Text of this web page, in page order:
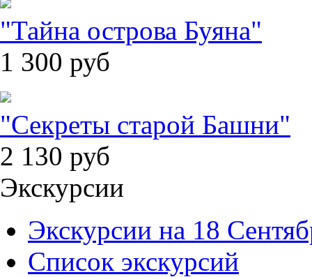
"Тайна острова Буяна"
1 300 руб
"Секреты старой Башни"
2 130 руб
Экскурсии
Экскурсии на 18
Список экскурсий